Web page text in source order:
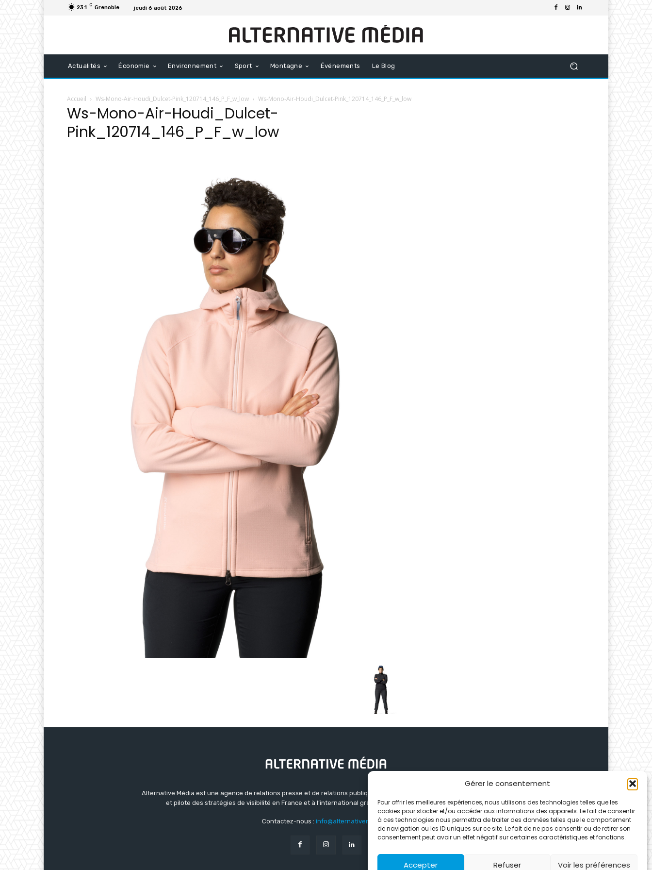
Gérer le consentement
Pour offrir les meilleures expériences, nous utilisons des technologies telles que les
cookies pour stocker et/ou accéder aux informations des appareils. Le fait de consentir
à ces technologies nous permettra de traiter des données telles que le comportement
de navigation ou les ID uniques sur ce site. Le fait de ne pas consentir ou de retirer son
consentement peut avoir un effet négatif sur certaines caractéristiques et fonctions.
Accepter Refuser Voir les préférences
23.1 C Grenoble jeudi 6 août 2026
Actualités Économie Environnement Sport Montagne Événements Le Blog
Accueil Ws-Mono-Air-Houdi_Dulcet-Pink_120714_146_P_F_w_low Ws-Mono-Air-Houdi_Dulcet-Pink_120714_146_P_F_w_low
Ws-Mono-Air-Houdi_Dulcet-
Pink_120714_146_P_F_w_low
Alternative Média est une agence de relations presse et de relations publiques basée à Grenoble. Depuis 1995, elle conçoit
et pilote des stratégies de visibilité en France et à l’international grâce à un réseau d’agences partenaires.
Contactez-nous : info@alternativemedia.fr